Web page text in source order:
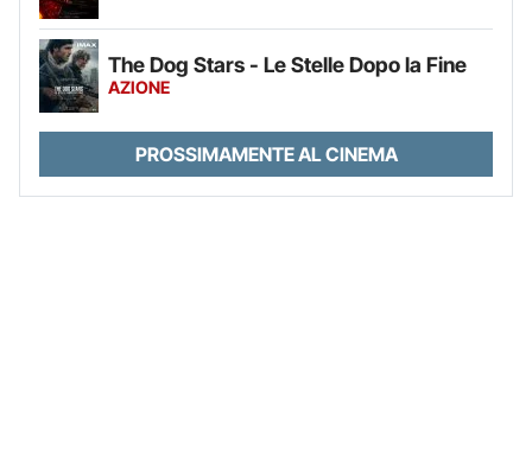
The Dog Stars - Le Stelle Dopo la Fine
AZIONE
PROSSIMAMENTE AL CINEMA